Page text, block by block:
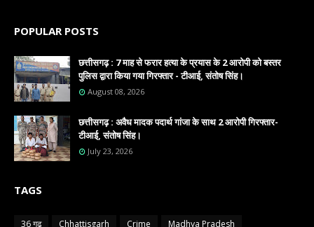
POPULAR POSTS
छत्तीसगढ़ : 7 माह से फरार हत्या के प्रयास के 2 आरोपी को बस्तर
पुलिस द्वारा किया गया गिरफ्तार - टीआई, संतोष सिंह।
August 08, 2026
छत्तीसगढ़ : अवैध मादक पदार्थ गांजा के साथ 2 आरोपी गिरफ्तार-
टीआई, संतोष सिंह।
July 23, 2026
TAGS
36 गढ़ Chhattisgarh Crime Madhya Pradesh